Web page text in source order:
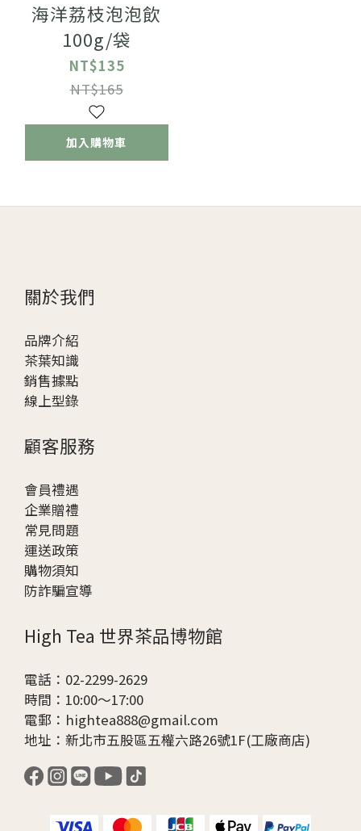
海洋荔枝泡泡飲
100g/袋
NT$135
NT$165
加入購物車
關於我們
品牌介紹
茶葉知識
銷售據點
線上型錄
顧客服務
會員禮遇
企業贈禮
常見問題
運送政策
購物須知
防詐騙宣導
High Tea 世界茶品博物館
電話：02-2299-2629
時間：10:00～17:00
電郵：hightea888@gmail.com
地址：新北市五股區五權六路26號1F(工廠商店)